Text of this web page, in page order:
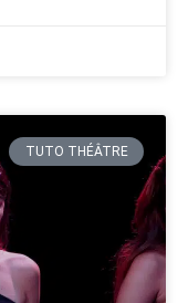
TUTO THÉÂTRE